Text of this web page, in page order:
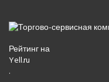
Рейтинг на
Yell.ru
.